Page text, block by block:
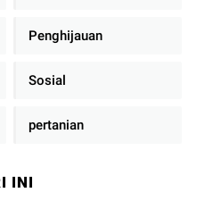
Penghijauan
Sosial
pertanian
INI